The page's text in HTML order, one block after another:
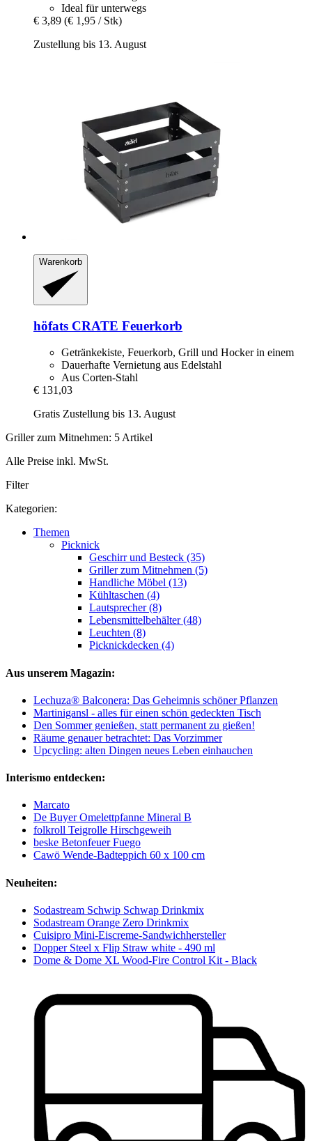
Ideal für unterwegs
€ 3,89 (€ 1,95 / Stk)
Zustellung bis 13. August
Warenkorb
höfats CRATE Feuerkorb
Getränkekiste, Feuerkorb, Grill und Hocker in einem
Dauerhafte Vernietung aus Edelstahl
Aus Corten-Stahl
€ 131,03
Gratis Zustellung bis 13. August
Griller zum Mitnehmen: 5 Artikel
Alle Preise inkl. MwSt.
Filter
Kategorien:
Themen
Picknick
Geschirr und Besteck (35)
Griller zum Mitnehmen (5)
Handliche Möbel (13)
Kühltaschen (4)
Lautsprecher (8)
Lebensmittelbehälter (48)
Leuchten (8)
Picknickdecken (4)
Aus unserem Magazin:
Lechuza® Balconera: Das Geheimnis schöner Pflanzen
Martinigansl - alles für einen schön gedeckten Tisch
Den Sommer genießen, statt permanent zu gießen!
Räume genauer betrachtet: Das Vorzimmer
Upcycling: alten Dingen neues Leben einhauchen
Interismo entdecken:
Marcato
De Buyer Omelettpfanne Mineral B
folkroll Teigrolle Hirschgeweih
beske Betonfeuer Fuego
Cawö Wende-Badteppich 60 x 100 cm
Neuheiten:
Sodastream Schwip Schwap Drinkmix
Sodastream Orange Zero Drinkmix
Cuisipro Mini-Eiscreme-Sandwichhersteller
Dopper Steel x Flip Straw white - 490 ml
Dome & Dome XL Wood-Fire Control Kit - Black